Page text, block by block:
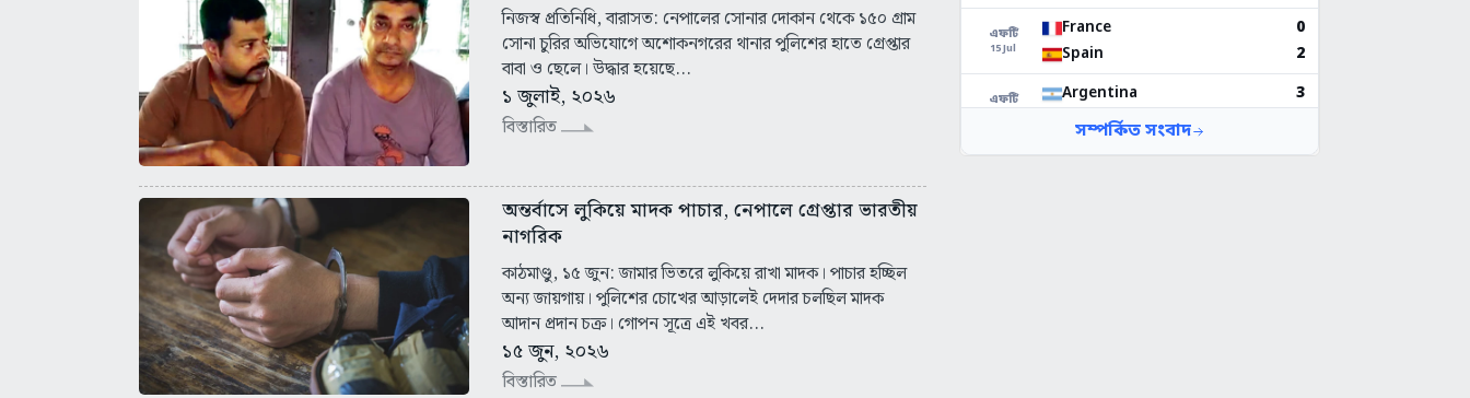
নিজস্ব প্রতিনিধি, বারাসত: নেপালের সোনার দোকান থেকে ১৫০ গ্রাম
সোনা চুরির অভিযোগে অশোকনগরের থানার পুলিশের হাতে গ্রেপ্তার
বাবা ও ছেলে। উদ্ধার হয়েছে...
১ জুলাই, ২০২৬
বিস্তারিত
অন্তর্বাসে লুকিয়ে মাদক পাচার, নেপালে গ্রেপ্তার ভারতীয়
নাগরিক
কাঠমাণ্ডু, ১৫ জুন: জামার ভিতরে লুকিয়ে রাখা মাদক। পাচার হচ্ছিল
অন্য জায়গায়। পুলিশের চোখের আড়ালেই দেদার চলছিল মাদক
আদান প্রদান চক্র। গোপন সূত্রে এই খবর...
১৫ জুন, ২০২৬
বিস্তারিত